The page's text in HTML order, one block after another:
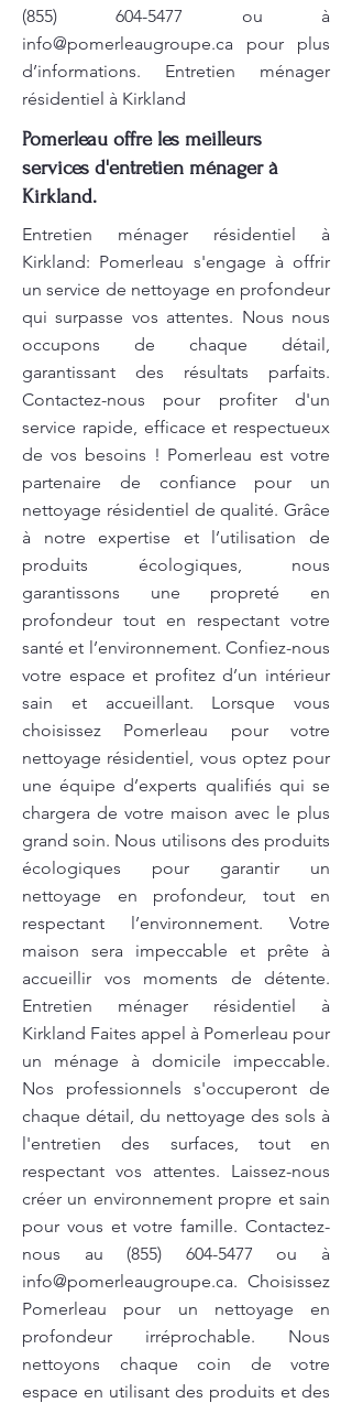
(855) 604-5477 ou à
info@pomerleaugroupe.ca pour plus
d’informations. Entretien ménager
résidentiel à Kirkland
Pomerleau offre les meilleurs
services d'entretien ménager à
Kirkland.
Entretien ménager résidentiel à
Kirkland: Pomerleau s'engage à offrir
un service de nettoyage en profondeur
qui surpasse vos attentes. Nous nous
occupons de chaque détail,
garantissant des résultats parfaits.
Contactez-nous pour profiter d'un
service rapide, efficace et respectueux
de vos besoins ! Pomerleau est votre
partenaire de confiance pour un
nettoyage résidentiel de qualité. Grâce
à notre expertise et l’utilisation de
produits écologiques, nous
garantissons une propreté en
profondeur tout en respectant votre
santé et l’environnement. Confiez-nous
votre espace et profitez d’un intérieur
sain et accueillant. Lorsque vous
choisissez Pomerleau pour votre
nettoyage résidentiel, vous optez pour
une équipe d’experts qualifiés qui se
chargera de votre maison avec le plus
grand soin. Nous utilisons des produits
écologiques pour garantir un
nettoyage en profondeur, tout en
respectant l’environnement. Votre
maison sera impeccable et prête à
accueillir vos moments de détente.
Entretien ménager résidentiel à
Kirkland Faites appel à Pomerleau pour
un ménage à domicile impeccable.
Nos professionnels s'occuperont de
chaque détail, du nettoyage des sols à
l'entretien des surfaces, tout en
respectant vos attentes. Laissez-nous
créer un environnement propre et sain
pour vous et votre famille. Contactez-
nous au (855) 604-5477 ou à
info@pomerleaugroupe.ca. Choisissez
Pomerleau pour un nettoyage en
profondeur irréprochable. Nous
nettoyons chaque coin de votre
espace en utilisant des produits et des